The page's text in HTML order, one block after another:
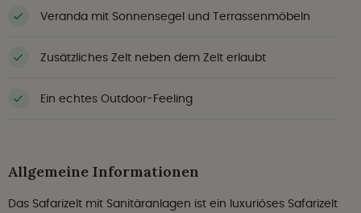
Veranda mit Sonnensegel und Terrassenmöbeln
Zusätzliches Zelt neben dem Zelt erlaubt
Ein echtes Outdoor-Feeling
Allgemeine Informationen
Das Safarizelt mit Sanitäranlagen ist ein luxuriöses Safarizelt